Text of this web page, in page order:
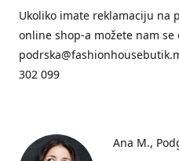
Ukoliko imate reklamaciju na
online shop-a možete nam
302 099
Ana M.